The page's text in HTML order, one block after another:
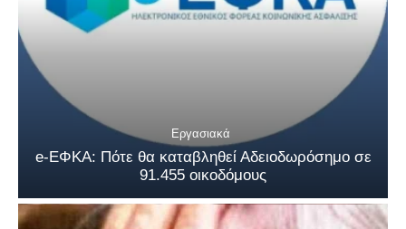
Εργασιακά
e-ΕΦΚΑ: Πότε θα καταβληθεί Αδειοδωρόσημο σε
91.455 οικοδόμους